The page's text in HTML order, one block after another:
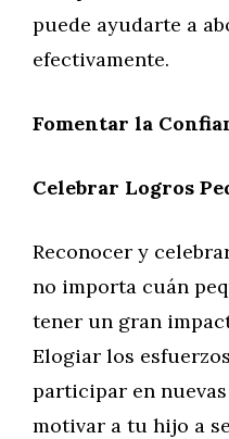
puede ayudarte a
efectivamente.
Fomentar la
Celebrar Logros
Reconocer y
no importa cuán
tener un gran
Elogiar los
participar en
motivar a tu hijo a